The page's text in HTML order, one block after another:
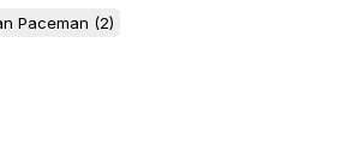
Paceman (2)